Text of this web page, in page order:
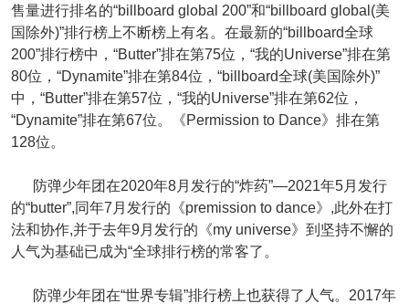
售量进行排名的“billboard global 200”和“billboard global(美
国除外)”排行榜上不断榜上有名。在最新的“billboard全球
200”排行榜中，“Butter”排在第75位，“我的Universe”排在第
80位，“Dynamite”排在第84位，“billboard全球(美国除外)”
中，“Butter”排在第57位，“我的Universe”排在第62位，
“Dynamite”排在第67位。《Permission to Dance》排在第
128位。
防弹少年团在2020年8月发行的“炸药”—2021年5月发行
的“butter”,同年7月发行的《premission to dance》,此外在打
法和协作,并于去年9月发行的《my universe》到坚持不懈的
人气为基础已成为“全球排行榜的常客了。
防弹少年团在“世界专辑”排行榜上也获得了人气。2017年